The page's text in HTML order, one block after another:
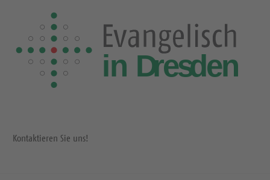
Kontaktieren Sie uns!